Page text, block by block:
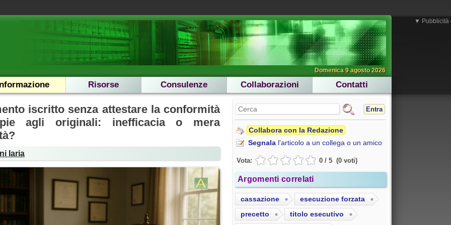
Domenica 9 agosto 2026
Risorse Consulenze Collaborazioni Contatti
iscritto senza attestare la conformità
agli originali: inefficacia o mera
Iaria
Entra
Collabora con la Redazione
Segnala l'articolo a un collega o un amico
Vota: 0 / 5 (0 voti)
Argomenti correlati
cassazione
esecuzione forzata
precetto
titolo esecutivo
▼ Pubblicità